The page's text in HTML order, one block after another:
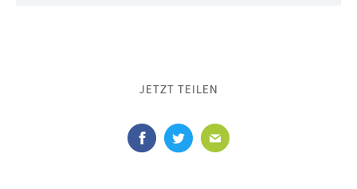
JETZT TEILEN